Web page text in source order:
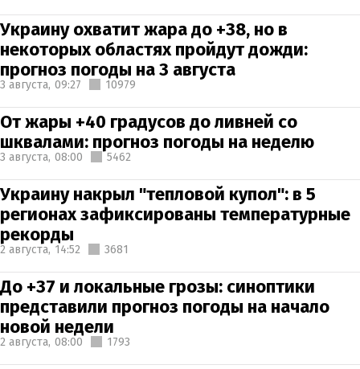
Украину охватит жара до +38, но в
некоторых областях пройдут дожди:
прогноз погоды на 3 августа
3 августа, 09:27 10979
От жары +40 градусов до ливней со
шквалами: прогноз погоды на неделю
3 августа, 08:00 5462
Украину накрыл "тепловой купол": в 5
регионах зафиксированы температурные
рекорды
2 августа, 14:52 3681
До +37 и локальные грозы: синоптики
представили прогноз погоды на начало
новой недели
2 августа, 08:00 1793